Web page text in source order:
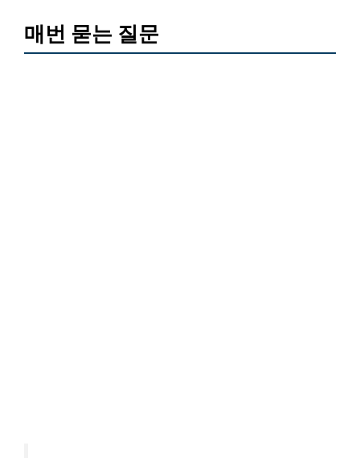
매번 묻는 질문